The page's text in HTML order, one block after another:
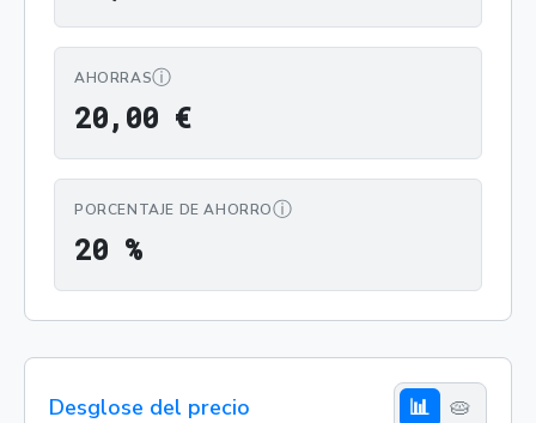
AHORRASⓘ
20, 00 €20,00 €
PORCENTAJE DE AHORROⓘ
20 %20 %
Desglose del precio 📊 🥧